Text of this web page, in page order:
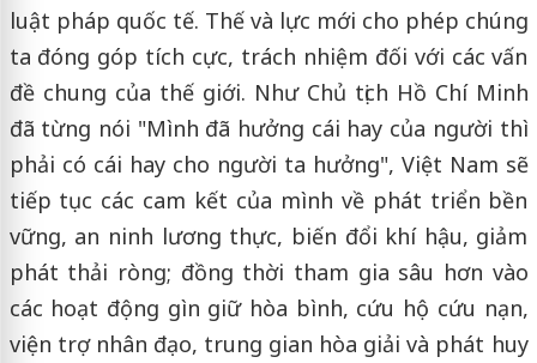
luật pháp quốc tế. Thế và lực mới cho phép chúng
ta đóng góp tích cực, trách nhiệm đối với các vấn
đề chung của thế giới. Như Chủ tịch Hồ Chí Minh
đã từng nói "Mình đã hưởng cái hay của người thì
phải có cái hay cho người ta hưởng", Việt Nam sẽ
tiếp tục các cam kết của mình về phát triển bền
vững, an ninh lương thực, biến đổi khí hậu, giảm
phát thải ròng; đồng thời tham gia sâu hơn vào
các hoạt động gìn giữ hòa bình, cứu hộ cứu nạn,
viện trợ nhân đạo, trung gian hòa giải và phát huy